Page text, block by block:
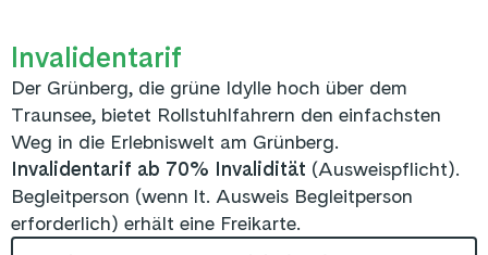
Invalidentarif
Der Grünberg, die grüne Idylle hoch über dem
Traunsee, bietet Rollstuhlfahrern den einfachsten
Weg in die Erlebniswelt am Grünberg.
Invalidentarif ab 70% Invalidität (Ausweispflicht).
Begleitperson (wenn lt. Ausweis Begleitperson
erforderlich) erhält eine Freikarte.